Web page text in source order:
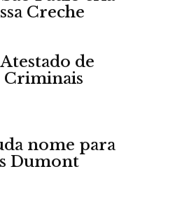
–
Portal
Creche
de
Criminais
nome para
Dumont